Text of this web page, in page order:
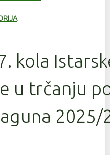
kola
u trčanju
2025/